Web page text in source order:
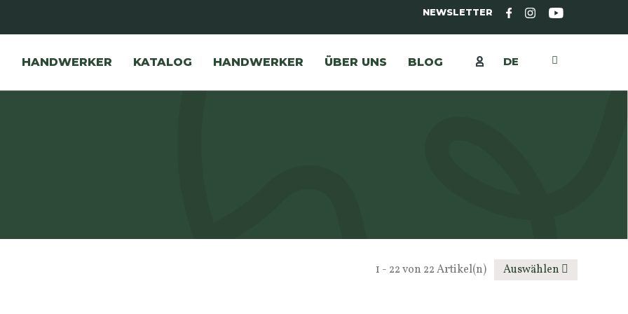
NEWSLETTER
HANDWERKER KATALOG HANDWERKER ÜBER UNS BLOG DE
1 - 22 von 22 Artikel(n) Auswählen